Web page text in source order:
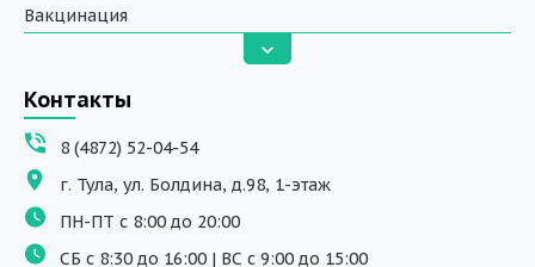
Вакцинация
Вызов на дом
ДНК исследования
Программы обучения
Физиотерапия
ДМС
Контакты
8 (4872) 52-04-54
г. Тула, ул. Болдина, д.98, 1-этаж
ПН-ПТ с 8:00 до 20:00
СБ с 8:30 до 16:00 | ВС с 9:00 до 15:00